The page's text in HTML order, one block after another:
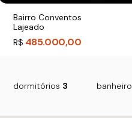
Bairro Conventos
Lajeado
R$ 485.000,00
dormitórios 3 banheiro